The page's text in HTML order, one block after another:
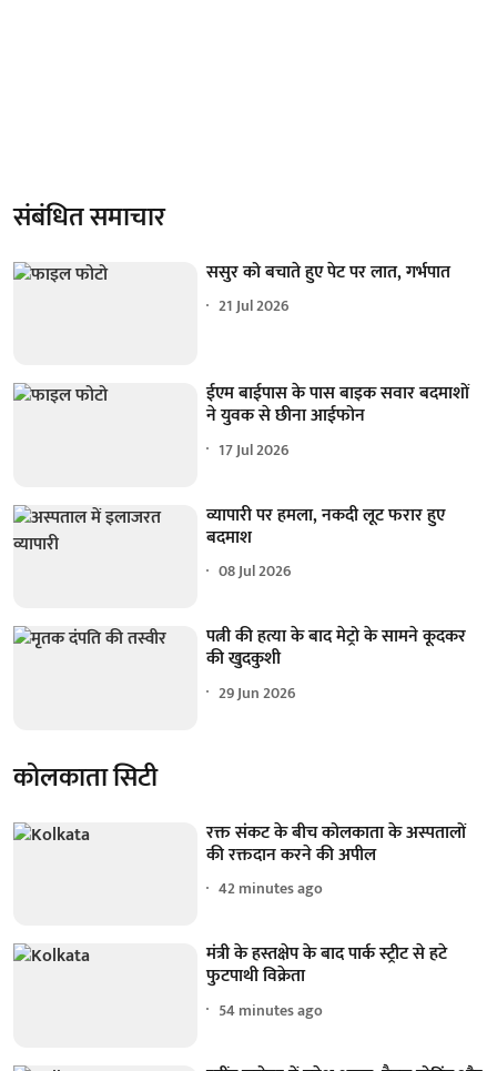
संबंधित समाचार
ससुर को बचाते हुए पेट पर लात, गर्भपात
21 Jul 2026
ईएम बाईपास के पास बाइक सवार बदमाशों
ने युवक से छीना आईफोन
17 Jul 2026
व्यापारी पर हमला, नकदी लूट फरार हुए
बदमाश
08 Jul 2026
पत्नी की हत्या के बाद मेट्रो के सामने कूदकर
की खुदकुशी
29 Jun 2026
कोलकाता सिटी
रक्त संकट के बीच कोलकाता के अस्पतालों
की रक्तदान करने की अपील
42 minutes ago
मंत्री के हस्तक्षेप के बाद पार्क स्ट्रीट से हटे
फुटपाथी विक्रेता
54 minutes ago